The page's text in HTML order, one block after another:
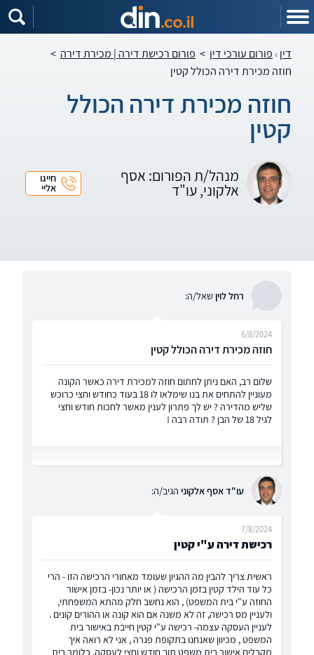
דין פורום עורכי דין > פורום רכישת דירה | מכירת דירה >
חוזה מכירת דירה הכולל קטין
חוזה מכירת דירה הכולל
קטין
מנהל/ת הפורום: אסף
אלקוני, עו"ד
חייגו
אליי
רחל לויןשאל/ה:
חוזה מכירת דירה הכולל קטין
6/8/2024
שלום רב, האם ניתן לחתום חוזה למכירת דירה כאשר הקונה
מעוניין להתחים את בנו שימלאו לו 18 בעוד כחודש וחצי כרוכש
שליש מהדירה ? יש לך פתרון לענין מאשר לחכות חודש וחצי
לגיל 18 של הבן ? תודה רבה !
עו"ד אסף אלקוני הגיב/ה:
רכישת דירה ע"י קטין
7/8/2024
ראשית צריך להבין מה ההגיון שעומד מאחורי הרכישה הזו - הרי
כל עוד הילד קטין בזמן הרכישה ( או יותר נכון- בזמן אישור
החוזה ע"י בית המשפט) , הוא נחשב חלק מהתא המשפחתי,
ולעניין מס רכישה, זה לא משנה אם הוא קונה או ההורים קונים .
לעניין העסקה עצמה- רכישה ע"י קטין חייבת באישור בית
המשפט , מכיוון שאנחנו בתקופת פגרה , אני לא רואה איך
מקבלים אישור בית משפט תוך חודש וחצי לעסקה, כלומר בית